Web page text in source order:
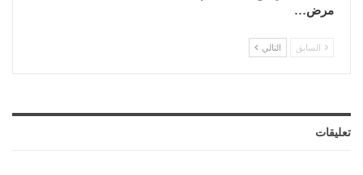
مرض…
السابق التالي
تعليقات